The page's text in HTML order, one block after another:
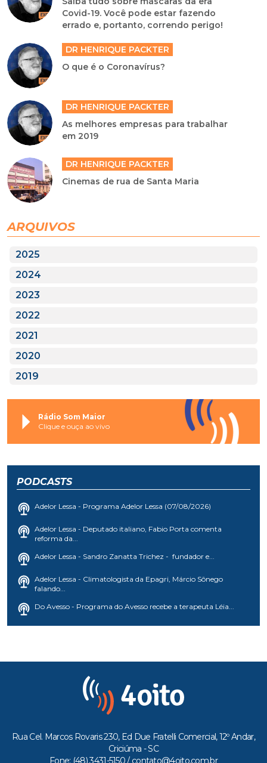
Covid-19. Você pode estar fazendo
errado e, portanto, correndo perigo!
DR HENRIQUE PACKTER
O que é o Coronavírus?
DR HENRIQUE PACKTER
As melhores empresas para trabalhar
em 2019
DR HENRIQUE PACKTER
Cinemas de rua de Santa Maria
ARQUIVOS
2025
2024
2023
2022
2021
2020
2019
Rádio Som Maior
Clique e ouça ao vivo
PODCASTS
Adelor Lessa - Programa Adelor Lessa (07/08/2026)
Adelor Lessa - Deputado italiano, Fabio Porta comenta
reforma da...
Adelor Lessa - Sandro Zanatta Trichez - fundador e...
Adelor Lessa - Climatologista da Epagri, Márcio Sônego
falando...
Do Avesso - Programa do Avesso recebe a terapeuta Léia...
Rua Cel. Marcos Rovaris 230, Ed Due Fratelli Comercial, 12º Andar,
Criciúma - SC
Fone: (48) 3431-5150 / contato@4oito.com.br